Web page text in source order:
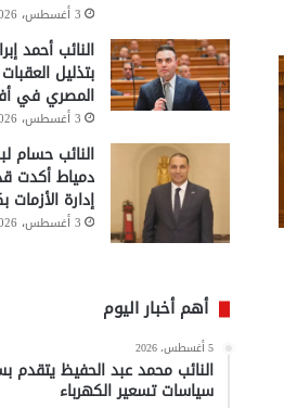
3 أغسطس، 2026
النائب أحمد
بتذليل
المصري في
3 أغسطس، 2026
النائب حسام
دمياط أكدت
إدارة الأزمات
3 أغسطس، 2026
أهم أخبار اليوم
5 أغسطس، 2026
النائب محمد عبد الحفيظ يتقدم
سياسات تسعير الكهرباء